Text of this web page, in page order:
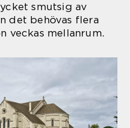
smutsig av
det behövas flera
veckas mellanrum.